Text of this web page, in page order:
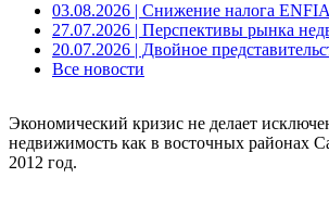
03.08.2026 | Снижение налога
27.07.2026 | Перспективы рынка
20.07.2026 | Двойное
Все новости
Экономический кризис не делает
недвижимость как в восточных районах
2012 год.